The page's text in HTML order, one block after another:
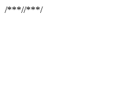
/***//***/